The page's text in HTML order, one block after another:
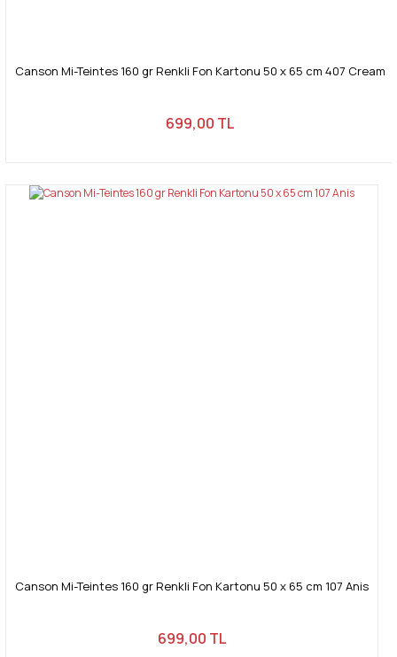
Canson Mi-Teintes 160 gr Renkli Fon Kartonu 50 x 65 cm 407 Cream
699,00 TL
Canson Mi-Teintes 160 gr Renkli Fon Kartonu 50 x 65 cm 107 Anis
699,00 TL